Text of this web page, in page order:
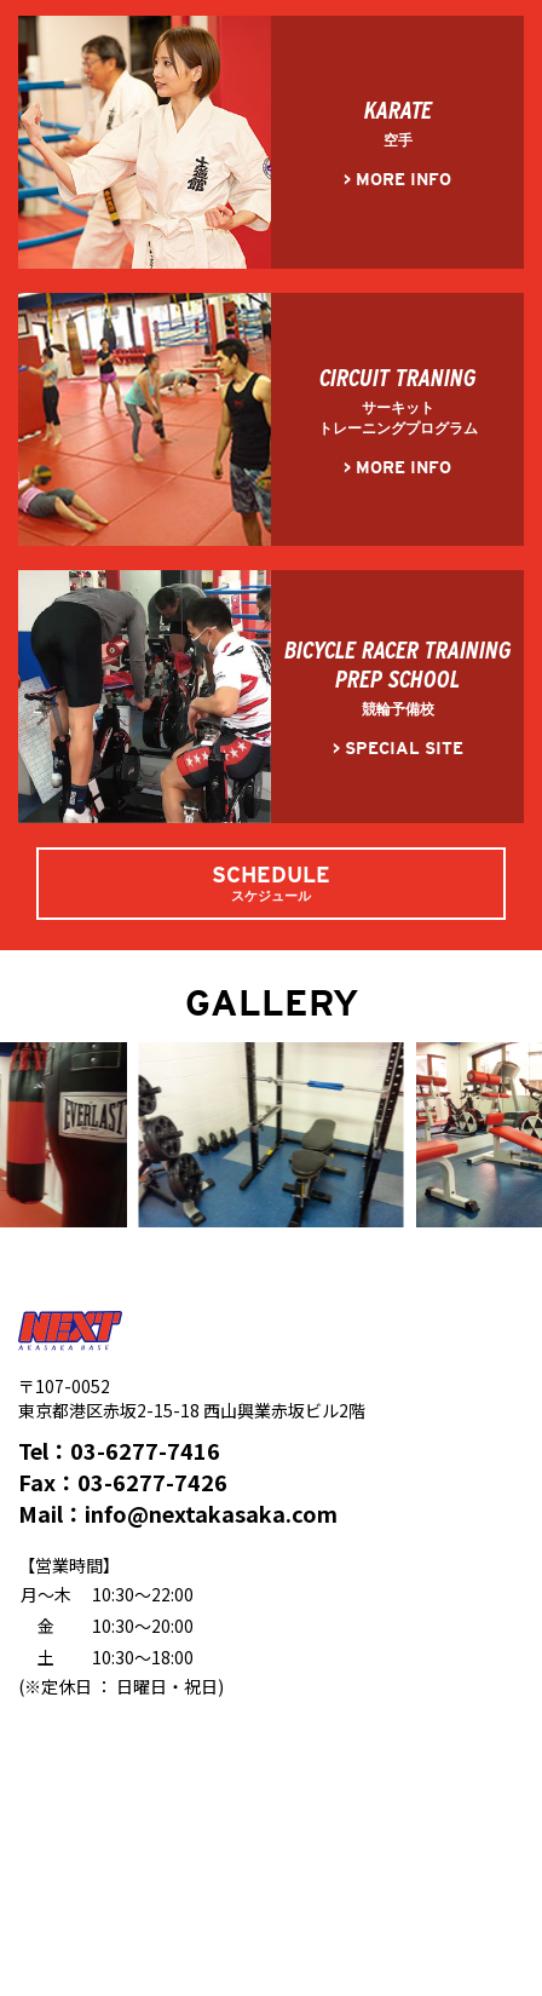
KARATE
空手
> MORE INFO
CIRCUIT TRANING
サーキット
トレーニングプログラム
> MORE INFO
BICYCLE RACER TRAINING
PREP SCHOOL
競輪予備校
> SPECIAL SITE
SCHEDULE
スケジュール
GALLERY
〒107-0052
東京都港区赤坂2-15-18 西山興業赤坂ビル2階
Tel： 03-6277-7416
Fax： 03-6277-7426
Mail： info@nextakasaka.com
【営業時間】
月〜木
10:30〜22:00
金
10:30〜20:00
土
10:30〜18:00
(※定休日 ： 日曜日・祝日)